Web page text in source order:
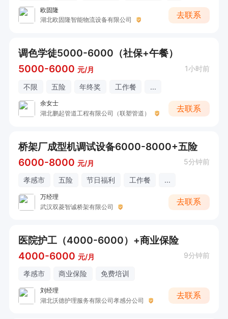
欧固隆
湖北欧固隆智能物流设备有限公司
去联系
调色学徒5000-6000（社保+午餐）
5000-6000 元/月 1小时前
不限 五险 年终奖 工作餐 ...
余女士
湖北鹏起管道工程有限公司（联塑管道）
去联系
桥架厂成型机调试设备6000-8000+五险
6000-8000 元/月 5分钟前
孝感市 五险 节日福利 工作餐 ...
万经理
武汉双菱智诚桥架有限公司
去联系
医院护工（4000-6000）+商业保险
4000-6000 元/月 9分钟前
孝感市 商业保险 免费培训
刘经理
湖北沃德护理服务有限公司孝感分公司
去联系